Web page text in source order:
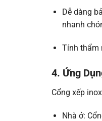
Dễ dàng
nhanh
Tính thẩm
4. Ứng
Cổng xếp
Nhà ở: